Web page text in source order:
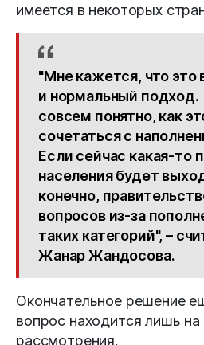
имеется в некоторых
"Мне кажется, что это
и нормальный подход.
совсем понятно, как
сочетаться с
Если сейчас какая-то
населения будет
конечно,
вопросов из-за
таких категорий", –
Жанар Жандосова.
Окончательное решение
вопрос находится лишь на
рассмотрения.